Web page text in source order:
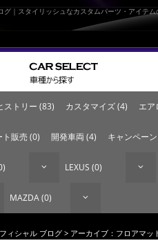
｜スタイリッシュなカスタムパーツ・アイテム
ストリー (83) カスタマイズ (4) エア
ト販売 (0) 開発車両 (4) キャンペー
LEXUS (0)
MAZDA (0)
ィシャル ブログ> アーカイブ：フロアマッ